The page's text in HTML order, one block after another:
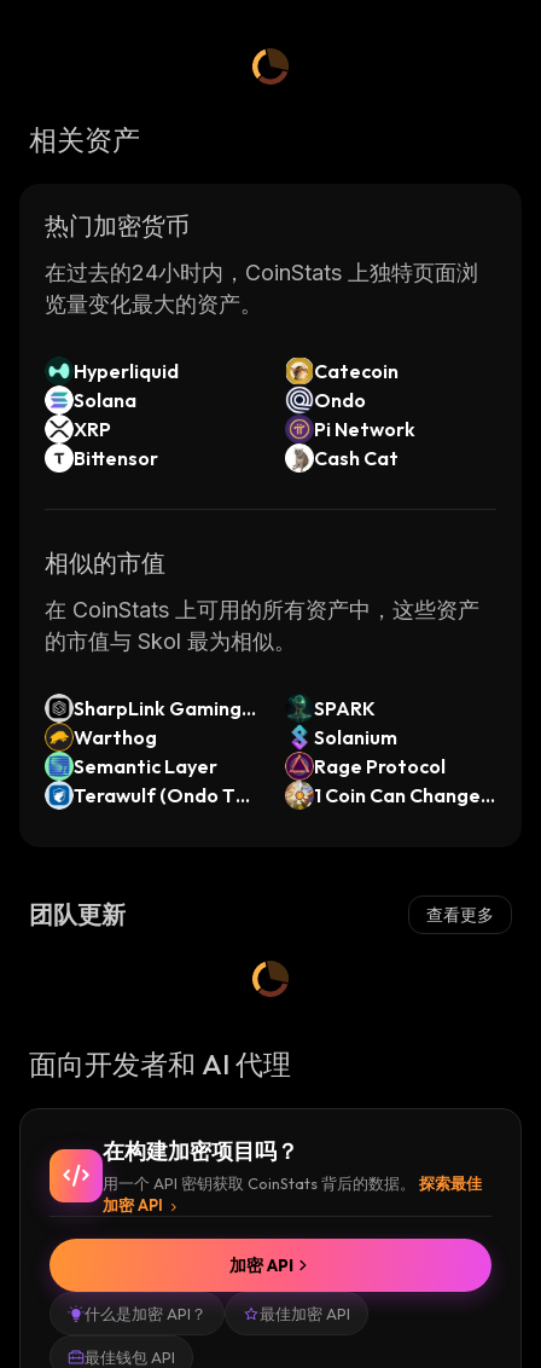
相关资产
热门加密货币
在过去的24小时内，CoinStats 上独特页面浏
览量变化最大的资产。
Hyperliquid
Catecoin
Solana
Ondo
XRP
Pi Network
Bittensor
Cash Cat
相似的市值
在 CoinStats 上可用的所有资产中，这些资产
的市值与 Skol 最为相似。
SharpLink Gaming, I
nc (Ondo Tokenized
Stock)
SPARK
Warthog
Solanium
Semantic Layer
Rage Protocol
Terawulf (Ondo Tok
1 Coin Can Change Y
团队更新 查看更多
面向开发者和 AI 代理
在构建加密项目吗？
用一个 API 密钥获取 CoinStats 背后的数据。
探索最佳
加密 API
什么是加密 API？ 最佳加密 API
最佳钱包 API
加密 API